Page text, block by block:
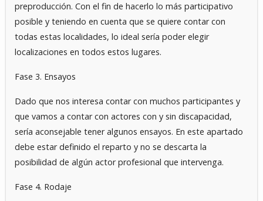
preproducción. Con el fin de hacerlo lo más participativo
posible y teniendo en cuenta que se quiere contar con
todas estas localidades, lo ideal sería poder elegir
localizaciones en todos estos lugares.
Fase 3. Ensayos
Dado que nos interesa contar con muchos participantes y
que vamos a contar con actores con y sin discapacidad,
sería aconsejable tener algunos ensayos. En este apartado
debe estar definido el reparto y no se descarta la
posibilidad de algún actor profesional que intervenga.
Fase 4. Rodaje